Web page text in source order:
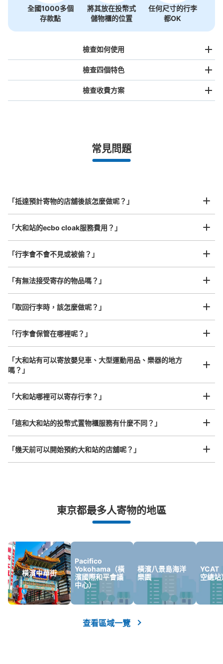
可保管的行李數
小的:31/ ¥400
付款方式
現金, ICカード
查看此投幣式儲物櫃的位置
全國1000多個
存款點
將其放在投幣式
儲物櫃的位置
任何尺寸的行李
都OK
檢查如何使用
事先用手機預約
指定的日期和時間
工作人員拍完行李照片後
放下行李，愉快度過一整天！
檢查四個特色
全國有1,000家以上合作店鋪
我們與許多地點方便的車站內店舖以及24小時營業的店鋪合作。
任何尺寸的行李都OK
樂器、嬰兒車、腳踏車等，只要是1個人能搬運的行李尺寸就OK
發生行李破損、被偷等狀況時安心有保障
檢查收費方案
最長邊未滿45cm的行李（小型背包、手提包、手提行李
¥800/日
常見問題
「抵達預計寄物的店舖後該怎麼做呢？」
「大和站的ecbo cloak服務費用？」
「行李會不會不見或被偷？」
「有無法接受寄存的物品嗎？」
「取回行李時，該怎麼做呢？」
「行李會保管在哪裡呢？」
「大和站有可以寄放嬰兒車、大型運動用品、樂器的地方
嗎？」
「大和站哪裡可以寄存行李？」
「這和大和站的投幣式置物櫃服務有什麼不同？」
「幾天前可以開始預約大和站的店舖呢？」
東京都最多人寄物的地區
橫濱中華街
Pacifico
Yokohama（橫
濱國際和平會議
中心）
橫濱八景島海洋
樂園
YCAT
空總站
查看區域一覽